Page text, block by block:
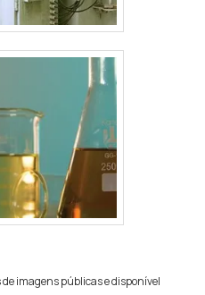
imagens públicas e disponível